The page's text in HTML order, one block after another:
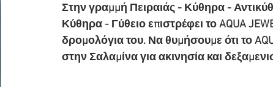
Στην γραμμή Πειραιάς - Κύθηρα -
Κύθηρα - Γύθειο επιστρέφει το AQUA
δρομολόγια του. Να θυμήσουμε ότι το
στην Σαλαμίνα για ακινησία και